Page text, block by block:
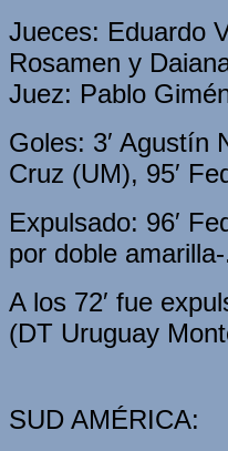
Jueces: Eduardo
Rosamen y
Juez: Pablo
Goles: 3′ Agustín
Cruz (UM), 95′
Expulsado: 96′
por doble
A los 72′ fue
(DT Uruguay
SUD AMÉRICA: